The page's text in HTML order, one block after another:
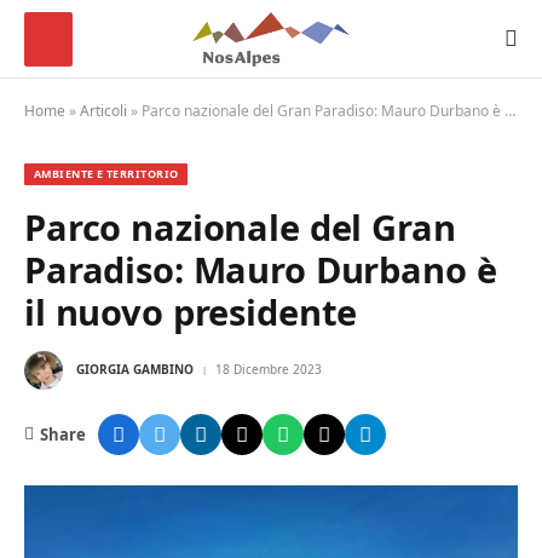
Home »Articoli » Parco nazionale del Gran Paradiso: Mauro Durbano è il nuovo presidente
AMBIENTE E TERRITORIO
Parco nazionale del Gran
Paradiso: Mauro Durbano è
il nuovo presidente
GIORGIA GAMBINO 18 Dicembre 2023
Share